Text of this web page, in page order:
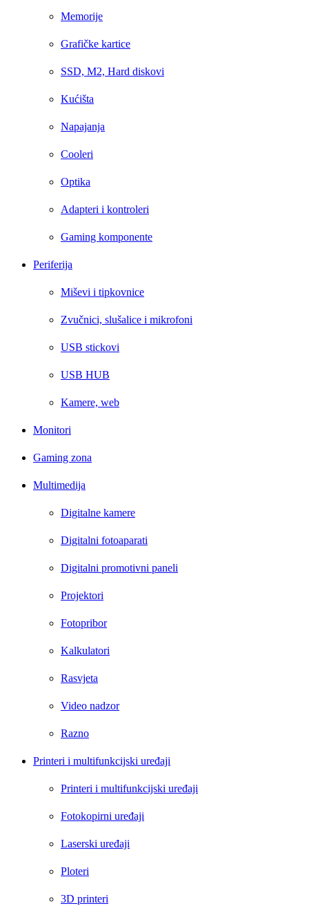
Memorije
Grafičke kartice
SSD, M2, Hard diskovi
Kućišta
Napajanja
Cooleri
Optika
Adapteri i kontroleri
Gaming komponente
Periferija
Miševi i tipkovnice
Zvučnici, slušalice i mikrofoni
USB stickovi
USB HUB
Kamere, web
Monitori
Gaming zona
Multimedija
Digitalne kamere
Digitalni fotoaparati
Digitalni promotivni paneli
Projektori
Fotopribor
Kalkulatori
Rasvjeta
Video nadzor
Razno
Printeri i multifunkcijski uređaji
Printeri i multifunkcijski uređaji
Fotokopirni uređaji
Laserski uređaji
Ploteri
3D printeri